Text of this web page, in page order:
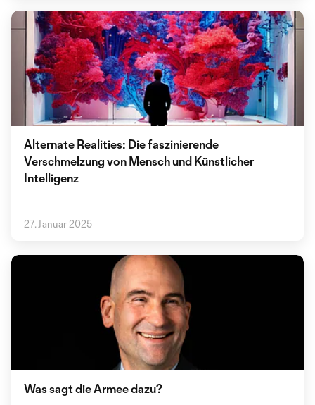
Alternate Realities: Die faszinierende
Verschmelzung von Mensch und Künstlicher
Intelligenz
27. Januar 2025
Was sagt die Armee dazu?